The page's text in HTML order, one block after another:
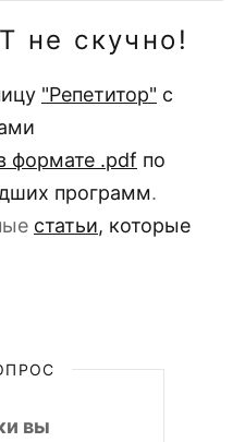
не скучно!
"Репетитор" с
формате .pdf по
программ.
статьи, которые
вы